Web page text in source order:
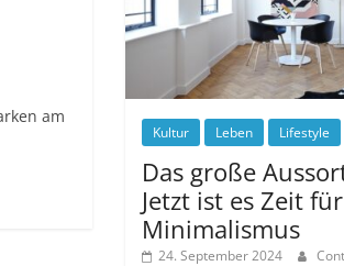
am
Kultur Leben Lifestyle
Das große
Jetzt ist es Zeit für
Minimalismus
24. September 2024